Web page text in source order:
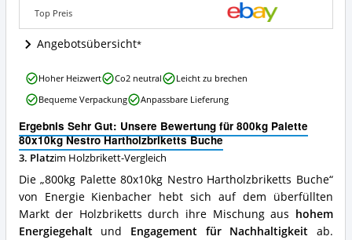
ist
dieses
erhältlich?
Top Preis
Angebotsübersicht
Ergebnis Sehr Gut: Unsere Bewertung für 800kg Palette
80x10kg Nestro Hartholzbriketts Buche
3. Platzim Holzbrikett-Vergleich
Die „800kg Palette 80x10kg Nestro Hartholzbriketts Buche“
von Energie Kienbacher hebt sich auf dem überfüllten
Markt der Holzbriketts durch ihre Mischung aus hohem
Energiegehaltund Engagement für Nachhaltigkeit ab.
800kg
Palette
80x10kg
Hartholzbriketts
Buche
Vorteile:
Was
spricht
für
dieses
Holzbrikett?
Hoher Heizwert Co2 neutral
Leicht zu brechen
Bequeme Verpackung
Anpassbare Lieferung